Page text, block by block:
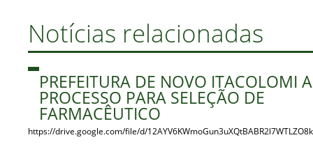
Notícias relacionadas
PREFEITURA DE NOVO ITACOLOMI
PROCESSO PARA SELEÇÃO DE
FARMACÊUTICO
https://drive.google.com/file/d/